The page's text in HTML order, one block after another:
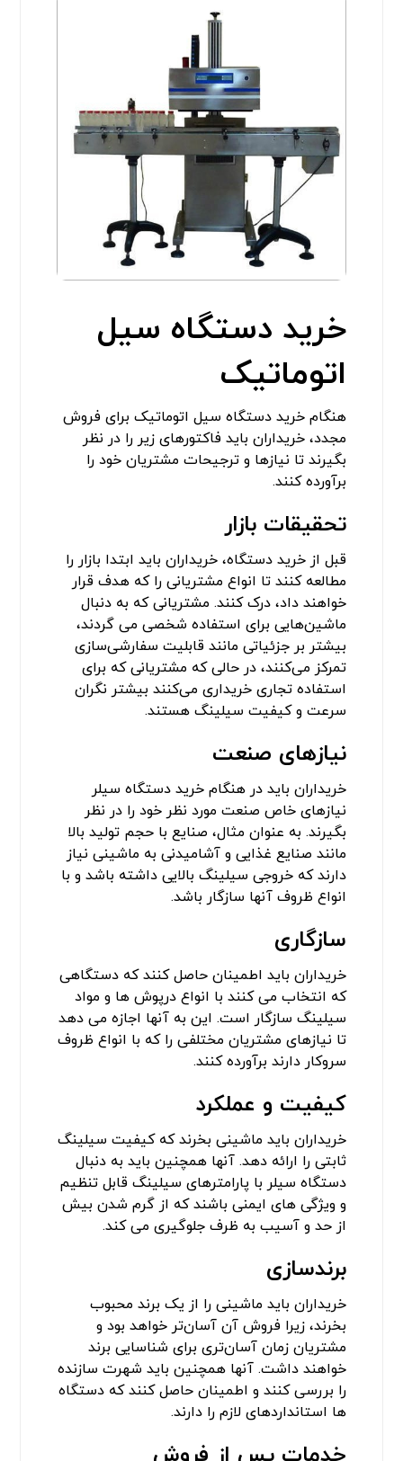
خرید دستگاه سیل
اتوماتیک
هنگام خرید دستگاه سیل اتوماتیک برای فروش
مجدد، خریداران باید فاکتورهای زیر را در نظر
بگیرند تا نیازها و ترجیحات مشتریان خود را
برآورده کنند.
تحقیقات بازار
قبل از خرید دستگاه، خریداران باید ابتدا بازار را
مطالعه کنند تا انواع مشتریانی را که هدف قرار
خواهند داد، درک کنند. مشتریانی که به دنبال
ماشین‌هایی برای استفاده شخصی می ‌گردند،
بیشتر بر جزئیاتی مانند قابلیت سفارشی‌سازی
تمرکز می‌کنند، در حالی که مشتریانی که برای
استفاده تجاری خریداری می‌کنند بیشتر نگران
سرعت و کیفیت سیلینگ هستند.
نیازهای صنعت
خریداران باید در هنگام خرید دستگاه سیلر
نیازهای خاص صنعت مورد نظر خود را در نظر
بگیرند. به عنوان مثال، صنایع با حجم تولید بالا
مانند صنایع غذایی و آشامیدنی به ماشینی نیاز
دارند که خروجی سیلینگ بالایی داشته باشد و با
انواع ظروف آنها سازگار باشد.
سازگاری
خریداران باید اطمینان حاصل کنند که دستگاهی
که انتخاب می کنند با انواع درپوش ها و مواد
سیلینگ سازگار است. این به آنها اجازه می دهد
تا نیازهای مشتریان مختلفی را که با انواع ظروف
سروکار دارند برآورده کنند.
کیفیت و عملکرد
خریداران باید ماشینی بخرند که کیفیت سیلینگ
ثابتی را ارائه دهد. آنها همچنین باید به دنبال
دستگاه سیلر با پارامترهای سیلینگ قابل تنظیم
و ویژگی های ایمنی باشند که از گرم شدن بیش
از حد و آسیب به ظرف جلوگیری می کند.
برندسازی
خریداران باید ماشینی را از یک برند محبوب
بخرند، زیرا فروش آن آسان‌تر خواهد بود و
مشتریان زمان آسان‌تری برای شناسایی برند
خواهند داشت. آنها همچنین باید شهرت سازنده
را بررسی کنند و اطمینان حاصل کنند که دستگاه
ها استانداردهای لازم را دارند.